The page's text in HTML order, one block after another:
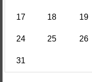
17 18 19
24 25 26
31